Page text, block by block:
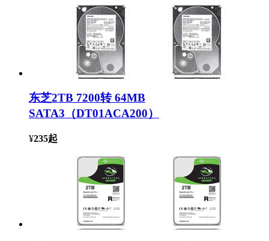
东芝2TB 7200转 64MB
SATA3（DT01ACA200）
¥235起